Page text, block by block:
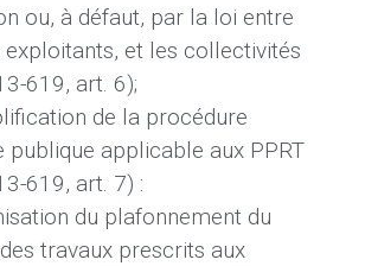
ou, à défaut, par la loi entre
exploitants, et les collectivités
619, art. 6);
de la procédure
publique applicable aux PPRT
619, art. 7) :
du plafonnement du
travaux prescrits aux